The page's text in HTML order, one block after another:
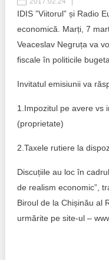
Rapoarte
Inițiative desfășurate
Manual de proceduri
Anunțuri
Consiliul consulativ
Politici regionale
Bunele practici
Transparența
People Watch
Agenda Națională de
IDIS ”Viitorul” și Radio
economică. Marți, 7
Veaceslav Negruța va
fiscale în politicile
Invitatul emisiunii va
1.Impozitul pe avere vs
(proprietate)
2.Taxele rutiere la
Discuțiile au loc în
de realism economic”,
Biroul de la Chișinău al
urmărite pe site-ul –